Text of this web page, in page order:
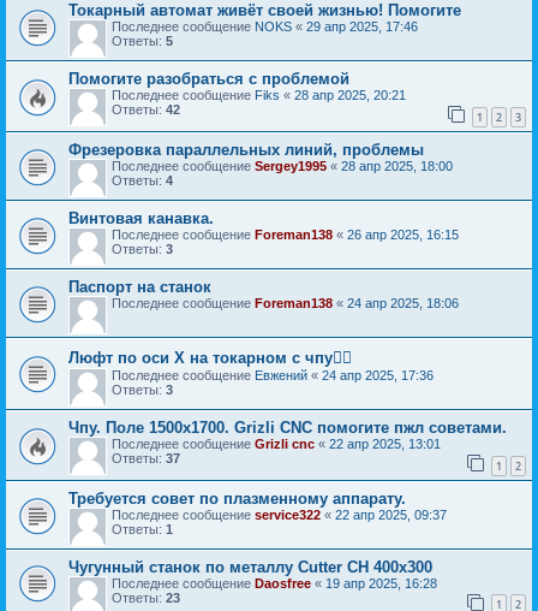
Токарный автомат живёт своей жизнью! Помогите
Последнее сообщение NOKS « 29 апр 2025, 17:46
Ответы: 5
Помогите разобраться с проблемой
Последнее сообщение Fiks « 28 апр 2025, 20:21
Ответы: 42 1 2 3
Фрезеровка параллельных линий, проблемы
Последнее сообщение Sergey1995 « 28 апр 2025, 18:00
Ответы: 4
Винтовая канавка.
Последнее сообщение Foreman138 « 26 апр 2025, 16:15
Ответы: 3
Паспорт на станок
Последнее сообщение Foreman138 « 24 апр 2025, 18:06
Люфт по оси X на токарном с чпу🤦‍♂️
Последнее сообщение Евжений « 24 апр 2025, 17:36
Ответы: 3
Чпу. Поле 1500х1700. Grizli CNC помогите пжл советами.
Последнее сообщение Grizli cnc « 22 апр 2025, 13:01
Ответы: 37 1 2
Требуется совет по плазменному аппарату.
Последнее сообщение service322 « 22 апр 2025, 09:37
Ответы: 1
Чугунный станок по металлу Cutter CH 400х300
Последнее сообщение Daosfree « 19 апр 2025, 16:28
Ответы: 23 1 2